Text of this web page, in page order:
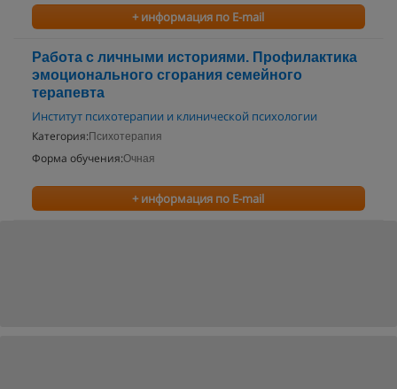
+ информация по E-mail
Работа с личными историями. Профилактика
эмоционального сгорания семейного
терапевта
Институт психотерапии и клинической психологии
Категория: Психотерапия
Форма обучения:Очная
+ информация по E-mail